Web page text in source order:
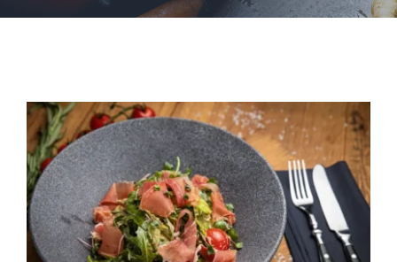
PRENSA
ENGLISH
View
Larger
Image